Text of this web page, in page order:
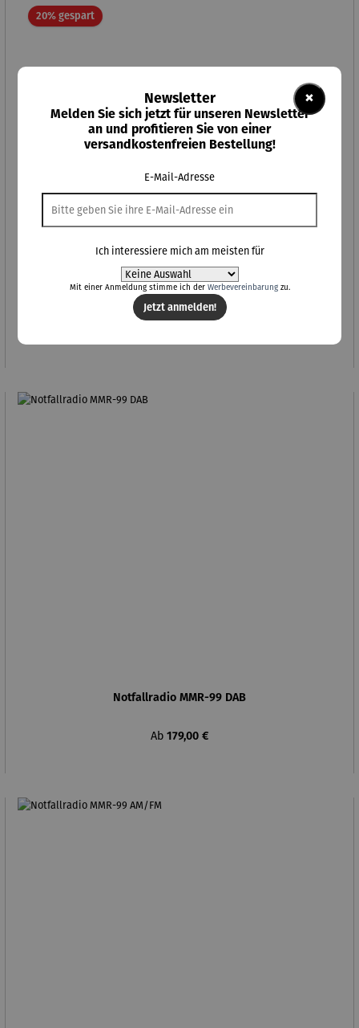
20% gespartRabatt
Hike & Bike - Kurzurlaub für 2 inkl. Geschenkverpackung
Notfallradio MMR-99 DAB
Regulärer Preis:
Ab 179,00 €
×
Newsletter
Melden Sie sich jetzt für unseren Newsletter
an und profitieren Sie von einer
versandkostenfreien Bestellung!
E-Mail-Adresse
Ich interessiere mich am meisten für
Mit einer Anmeldung stimme ich der Werbevereinbarungzu.
Jetzt anmelden!